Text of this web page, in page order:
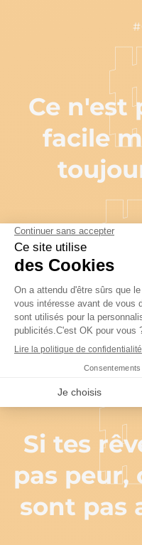
Ce n'est
facile
Entre
lettres
Si tes
pas peur,
sont pas